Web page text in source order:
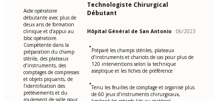
Aide opératoire
débutante avec plus de
deux ans de formation
clinique et d’appui au
bloc opératoire.
Compétente dans la
préparation du champ
stérile, des plateaux
d’instruments, des
comptages de compresses
et objets piquants, de
l’identification des
prélèvements et du
Technologiste Chirurgical
Débutant
Hôpital Général de San Antonio 06/2023
•Préparé les champs stériles, plateaux
d’instruments et chariots de cas pour plus de
120 interventions selon la technique
aseptique et les fiches de préférence
•Tenu les feuilles de comptage et organisé plus
de 60 jeux d’instruments chirurgicaux,